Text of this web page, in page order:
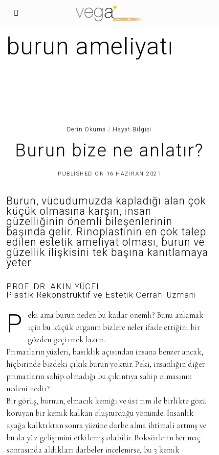
burun ameliyatı
Derin Okuma / Hayat Bilgisi
Burun bize ne anlatır?
PUBLISHED ON 16 HAZIRAN 2021
Z
R
A
N
2
0
Burun, vücudumuzda kapladığı alan çok
küçük olmasına karşın, insan
güzelliğinin önemli bileşenlerinin
başında gelir. Rinoplastinin en çok talep
edilen estetik ameliyat olması, burun ve
güzellik ilişkisini tek başına kanıtlamaya
yeter.
PROF. DR. AKIN YÜCEL
Plastik Rekonstrüktif ve Estetik Cerrahi Uzmanı
Peki ama burun neden bu kadar önemli? Bunu anlamak
için bu küçük organın bizlere neler ifade ettiğini bir
gözden geçirmek lazım.
Primatların yüzleri, basıklık açısından insana benzer ancak,
hiçbirinde bizdeki çıkık burun yoktur. Peki, insanlığın diğer
primatların sahip olmadığı bu çıkıntıya sahip olmasının
nedeni nedir?
Bir görüş, burnun, elmacık kemiği ve üst rim ile birlikte gözü
koruyan bir kemik kalkan oluşturduğu yönünde. İnsanlık
ayağa kalktıktan sonra yüzüne darbe alma ihtimali artmış ve
bu da yüz gelişimini etkilemiş olabilir. Boksörlerin her maç
sonrasında aldıkları darbeler incelenirse, bu 3 kemik